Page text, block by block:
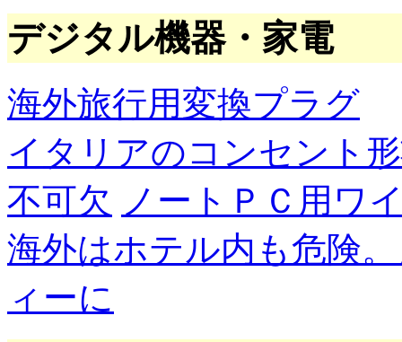
デジタル機器・家電
海外旅行用変換プラグ
イタリアのコンセント
不可欠 ノートＰＣ用ワ
海外はホテル内も危険
ィーに